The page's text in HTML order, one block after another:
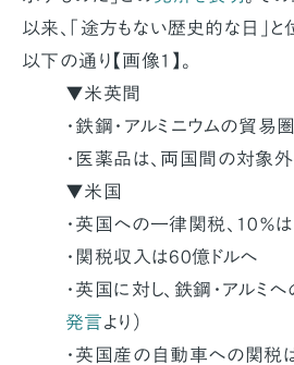
以来、「途方もない歴史的な日」
以下の通り【画像1】。
▼米英間
・鉄鋼・アルミニウムの貿
・医薬品は、両国間の対象
▼米国
・英国への一律関税、10％
・関税収入は60億ドルへ
・英国に対し、鉄鋼・アルミ
発言より）
・英国産の自動車への関税